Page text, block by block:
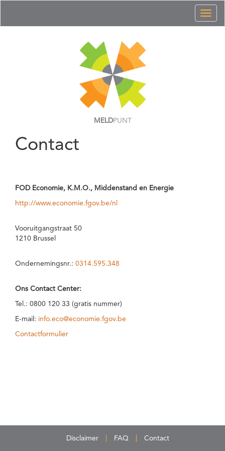
MELDPUNT
Contact
FOD Economie, K.M.O., Middenstand en Energie
http://www.economie.fgov.be/nl
Vooruitgangstraat 50
1210 Brussel
Ondernemingsnr.: 0314.595.348
Ons Contact Center:
Tel.: 0800 120 33 (gratis nummer)
E-mail: info.eco@economie.fgov.be
Contactformulier
Disclaimer FAQ Contact